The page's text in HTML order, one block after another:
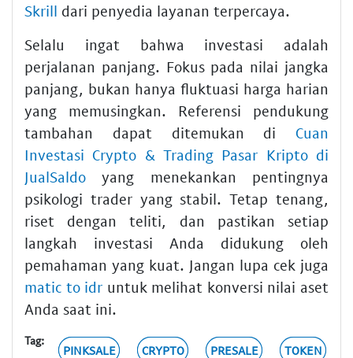
Skrill dari penyedia layanan terpercaya.
Selalu ingat bahwa investasi adalah
perjalanan panjang. Fokus pada nilai jangka
panjang, bukan hanya fluktuasi harga harian
yang memusingkan. Referensi pendukung
tambahan dapat ditemukan di Cuan
Investasi Crypto & Trading Pasar Kripto di
JualSaldo yang menekankan pentingnya
psikologi trader yang stabil. Tetap tenang,
riset dengan teliti, dan pastikan setiap
langkah investasi Anda didukung oleh
pemahaman yang kuat. Jangan lupa cek juga
matic to idr untuk melihat konversi nilai aset
Anda saat ini.
Tag:
PINKSALE CRYPTO PRESALE TOKEN